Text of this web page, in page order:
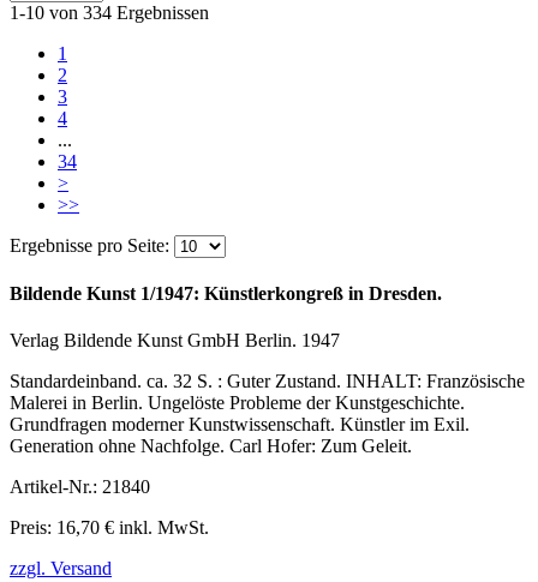
1-10 von 334 Ergebnissen
1
2
3
4
...
34
>
>>
Ergebnisse pro Seite:
Bildende Kunst 1/1947: Künstlerkongreß in Dresden.
Verlag Bildende Kunst GmbH Berlin. 1947
Standardeinband. ca. 32 S. : Guter Zustand. INHALT: Französische
Malerei in Berlin. Ungelöste Probleme der Kunstgeschichte.
Grundfragen moderner Kunstwissenschaft. Künstler im Exil.
Generation ohne Nachfolge. Carl Hofer: Zum Geleit.
Artikel-Nr.: 21840
Preis: 16,70 € inkl. MwSt.
zzgl. Versand